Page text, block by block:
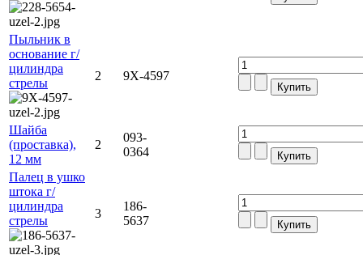
Пыльник в
основание г/
цилиндра
стрелы
2 9X-4597
Шайба
(проставка),
12 мм
2
093-
0364
Палец в ушко
штока г/
цилиндра
стрелы
3
186-
5637